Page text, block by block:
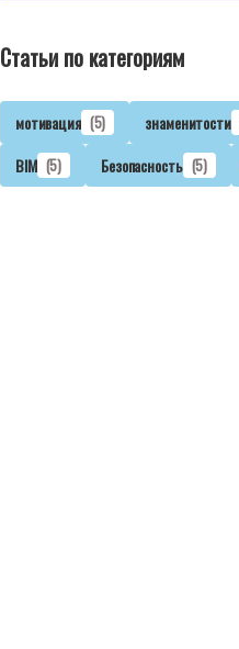
Статьи по категориям
мотивация (5) знаменитости
BIM (5) Безопасность (5)